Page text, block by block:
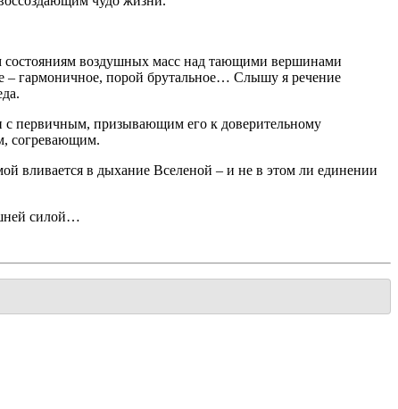
состояниям воздушных масс над тающими вершинами
– гармоничное, порой брутальное… Слышу я речение
первичным, призывающим его к доверительному
согревающим.
вливается в дыхание Вселеной – и не в этом ли единении
силой…